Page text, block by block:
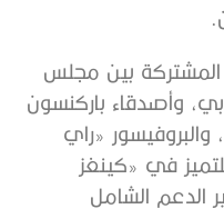
المشتركة بين مجلس
وأصدقاء باركنسون
والبروفيسور «راي
في «كينغز
الدعم الشامل